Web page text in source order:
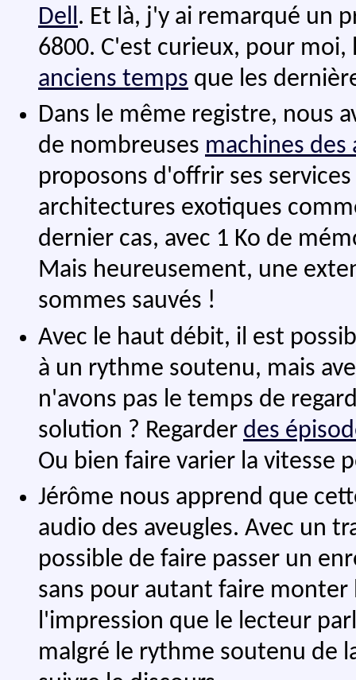
Dell. Et là, j'y ai remarqué un
6800. C'est curieux, pour moi,
anciens temps que les
Dans le même registre, nous
de nombreuses machines des
proposons d'offrir ses
architectures exotiques
dernier cas, avec 1 Ko de
Mais heureusement, une
sommes sauvés !
Avec le haut débit, il est
à un rythme soutenu, mais
n'avons pas le temps de
solution ? Regarder des
Ou bien faire varier la vitesse
Jérôme nous apprend que
audio des aveugles. Avec un
possible de faire passer un
sans pour autant faire monter
l'impression que le lecteur
malgré le rythme soutenu de